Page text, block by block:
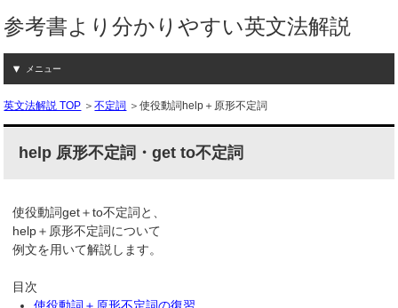
参考書より分かりやすい英文法解説
メニュー
英文法解説 TOP ＞不定詞 ＞使役動詞help＋原形不定詞
help 原形不定詞・get to不定詞
使役動詞get＋to不定詞と、
help＋原形不定詞について
例文を用いて解説します。
目次